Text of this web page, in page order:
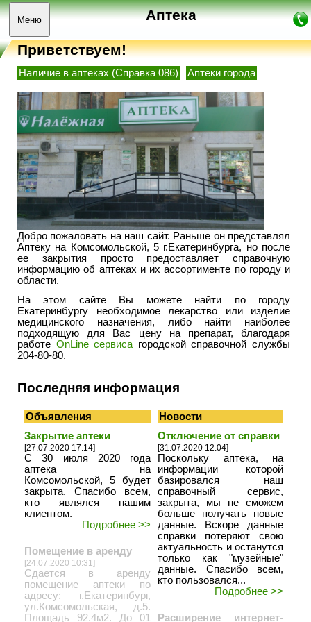
Меню Аптека
Приветствуем!
Наличие в аптеках (Справка 086) Аптеки города
Добро пожаловать на наш сайт. Раньше он представлял
Аптеку на Комсомольской, 5 г.Екатеринбурга, но после
ее закрытия просто предоставляет справочную
информацию об аптеках и их ассортименте по городу и
области.
На этом сайте Вы можете найти по городу
Екатеринбургу необходимое лекарство или изделие
медицинского назначения, либо найти наиболее
подходящую для Вас цену на препарат, благодаря
работе OnLine сервиса городской справочной службы
204-80-80.
Последняя информация
Объявления
Новости
Закрытие аптеки
[27.07.2020 17:14]
С 30 июля 2020 года
аптека на
Комсомольской, 5 будет
закрыта. Спасибо всем,
кто являлся нашим
клиентом.
Подробнее >>
Помещение в аренду
[24.07.2020 10:31]
Сдается в аренду
помещение аптеки по
адресу: г.Екатеринбург,
ул.Комсомольская, д.5.
Площадь 92.4м2. До 01
Отключение от справки
[31.07.2020 12:04]
Поскольку аптека, на
информации которой
базировался наш
справочный сервис,
закрыта, мы не сможем
больше получать новые
данные. Вскоре данные
справки потеряют свою
актуальность и останутся
только как "музейные"
данные. Спасибо всем,
кто пользовался...
Подробнее >>
Расширение интернет-